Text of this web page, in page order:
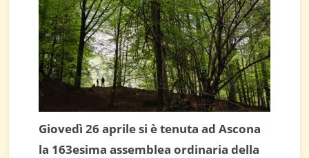
Giovedì 26 aprile si è tenuta ad Ascona
la 163esima assemblea ordinaria della